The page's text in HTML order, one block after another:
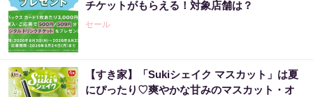
チケットがもらえる！対象店舗は？
セール
【すき家】「Sukiシェイク マスカット」は夏
にぴったり♡爽やかな甘みのマスカット・オ